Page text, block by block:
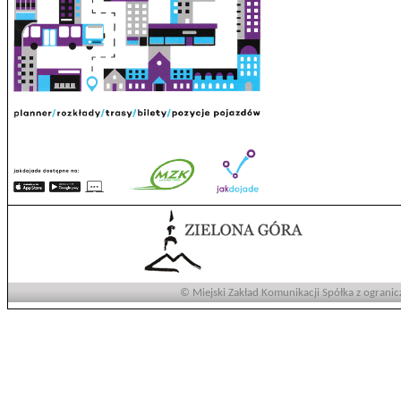
© Miejski Zakład Komunikacji Spółka z